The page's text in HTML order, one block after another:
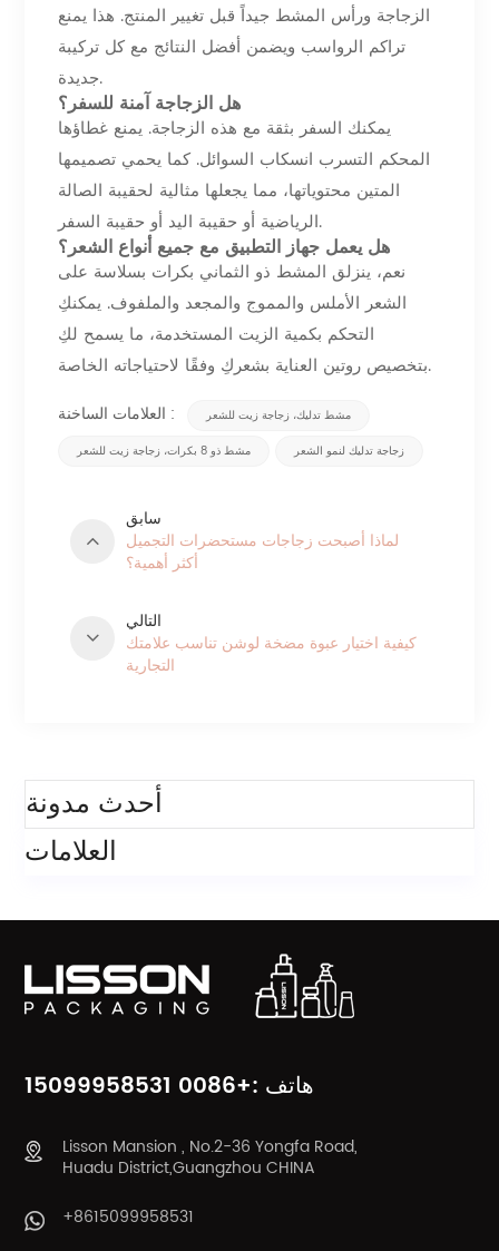
الزجاجة ورأس المشط جيداً قبل تغيير المنتج. هذا يمنع
تراكم الرواسب ويضمن أفضل النتائج مع كل تركيبة
جديدة.
هل الزجاجة آمنة للسفر؟
يمكنك السفر بثقة مع هذه الزجاجة. يمنع غطاؤها
المحكم التسرب انسكاب السوائل. كما يحمي تصميمها
المتين محتوياتها، مما يجعلها مثالية لحقيبة الصالة
الرياضية أو حقيبة اليد أو حقيبة السفر.
هل يعمل جهاز التطبيق مع جميع أنواع الشعر؟
نعم، ينزلق المشط ذو الثماني بكرات بسلاسة على
الشعر الأملس والمموج والمجعد والملفوف. يمكنكِ
التحكم بكمية الزيت المستخدمة، ما يسمح لكِ
بتخصيص روتين العناية بشعركِ وفقًا لاحتياجاته الخاصة.
العلامات الساخنة :
مشط تدليك، زجاجة زيت للشعر
مشط ذو 8 بكرات، زجاجة زيت للشعر
زجاجة تدليك لنمو الشعر
سابق
لماذا أصبحت زجاجات مستحضرات التجميل
أكثر أهمية؟
التالي
كيفية اختيار عبوة مضخة لوشن تناسب علامتك
التجارية
أحدث مدونة
العلامات
هاتف :+0086 15099958531
Lisson Mansion , No.2-36 Yongfa Road,
Huadu District,Guangzhou CHINA
+8615099958531